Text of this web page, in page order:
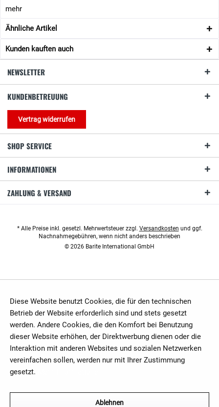
mehr
Ähnliche Artikel
Kunden kauften auch
NEWSLETTER
KUNDENBETREUUNG
Vertrag widerrufen
SHOP SERVICE
INFORMATIONEN
ZAHLUNG & VERSAND
* Alle Preise inkl. gesetzl. Mehrwertsteuer zzgl. Versandkosten und ggf.
Nachnahmegebühren, wenn nicht anders beschrieben
© 2026 Barite International GmbH
Diese Website benutzt Cookies, die für den technischen
Betrieb der Website erforderlich sind und stets gesetzt
werden. Andere Cookies, die den Komfort bei Benutzung
dieser Website erhöhen, der Direktwerbung dienen oder die
Interaktion mit anderen Websites und sozialen Netzwerken
vereinfachen sollen, werden nur mit Ihrer Zustimmung
gesetzt.
Ablehnen